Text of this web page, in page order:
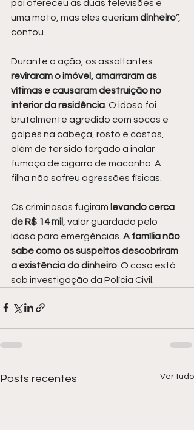
pai ofereceu as duas televisões e
uma moto, mas eles queriam dinheiro”,
contou.
Durante a ação, os assaltantes
reviraram o imóvel, amarraram as
vítimas e causaram destruição no
interior da residência . O idoso foi
brutalmente agredido com socos e
golpes na cabeça, rosto e costas,
além de ter sido forçado a inalar
fumaça de cigarro de maconha. A
filha não sofreu agressões físicas.
Os criminosos fugiram levando cerca
de R$ 14 mil , valor guardado pelo
idoso para emergências. A família não
sabe como os suspeitos descobriram
a existência do dinheiro . O caso está
sob investigação da Polícia Civil.
Posts recentes Ver tudo